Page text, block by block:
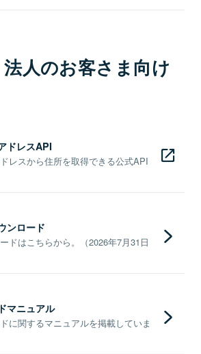
人のお客さま向け
ドレスAPI
レスから住所を取得できる公式API
ンロード
ドはこちらから。（2026年7月31日
マニュアル
に関するマニュアルを掲載していま